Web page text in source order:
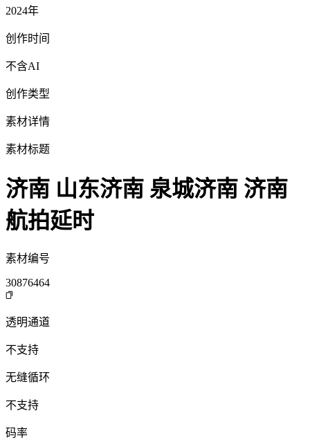
2024年
创作时间
不含AI
创作类型
素材详情
素材标题
济南 山东济南 泉城济南 济南
航拍延时
素材编号
30876464
透明通道
不支持
无缝循环
不支持
码率